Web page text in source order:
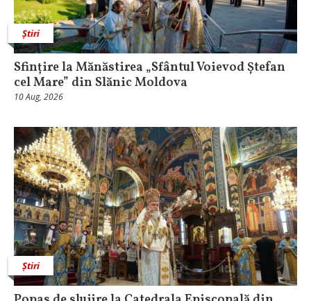
Știri
Sfințire la Mănăstirea „Sfântul Voievod Ștefan
cel Mare” din Slănic Moldova
10 Aug, 2026
Știri